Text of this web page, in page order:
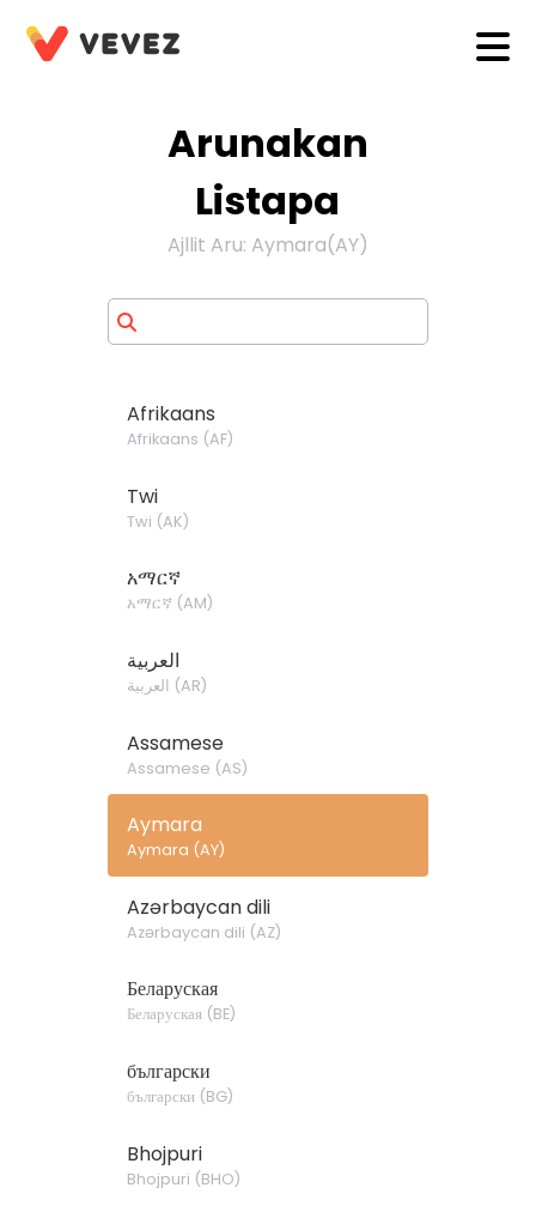
Arunakan
Listapa
Ajllit Aru: Aymara(AY)
Afrikaans
Afrikaans (AF)
Twi
Twi (AK)
አማርኛ
አማርኛ (AM)
العربية
العربية (AR)
Assamese
Assamese (AS)
Aymara
Aymara (AY)
Azərbaycan dili
Azərbaycan dili (AZ)
Беларуская
Беларуская (BE)
български
български (BG)
Bhojpuri
Bhojpuri (BHO)